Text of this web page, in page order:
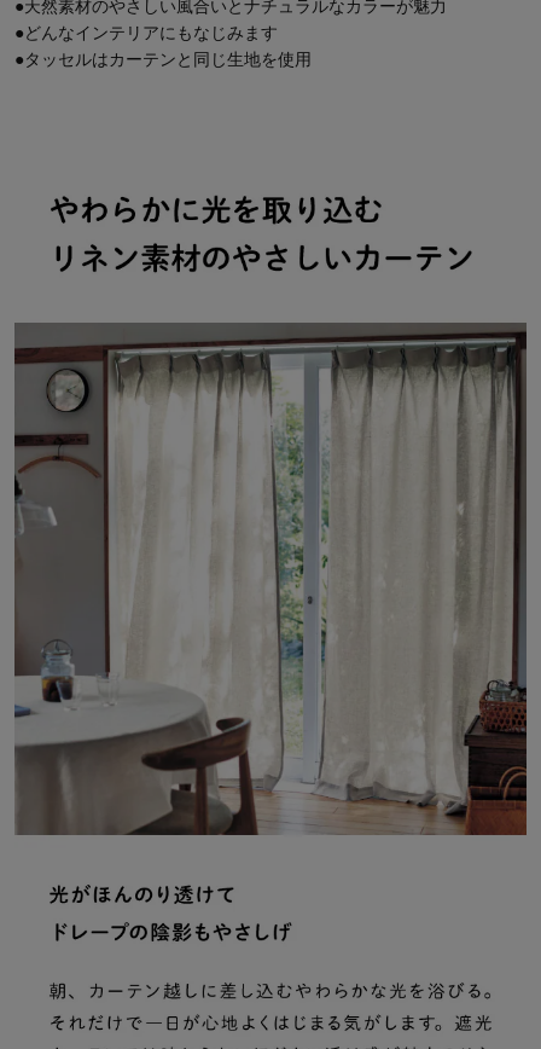
●天然素材のやさしい風合いとナチュラルなカラーが魅力
●どんなインテリアにもなじみます
●タッセルはカーテンと同じ生地を使用